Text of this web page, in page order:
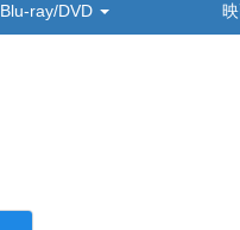
Blu-ray/DVD